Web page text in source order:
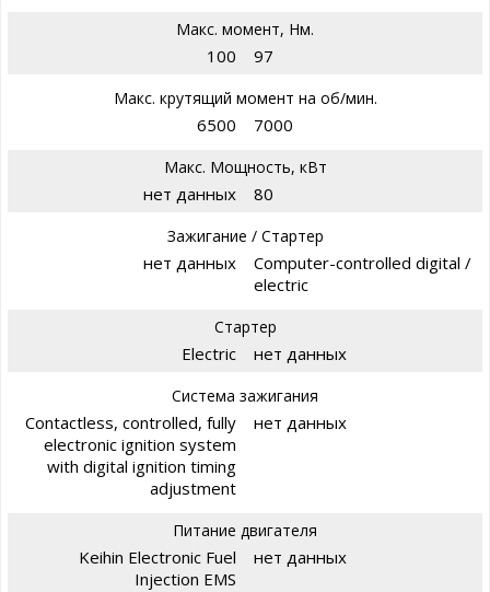
Макс. момент, Нм.
100 97
Макс. крутящий момент на об/мин.
6500 7000
Макс. Мощность, кВт
нет данных 80
Зажигание / Стартер
нет данных
Computer-controlled digital /
electric
Стартер
Electric нет данных
Система зажигания
Contactless, controlled, fully
electronic ignition system
with digital ignition timing
adjustment
нет данных
Питание двигателя
Keihin Electronic Fuel
Injection EMS
нет данных